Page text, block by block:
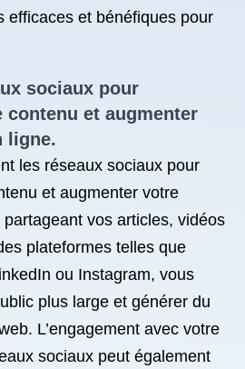
efficaces et bénéfiques pour
sociaux pour
et augmenter
ligne.
les réseaux sociaux pour
et augmenter votre
vos articles, vidéos
plateformes telles que
ou Instagram, vous
plus large et générer du
L’engagement avec votre
sociaux peut également